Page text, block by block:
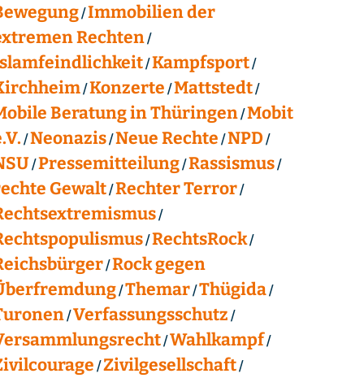
Immobilien der
Rechten
Kampfsport
Konzerte Mattstedt
Beratung in Thüringen Mobit
Neonazis Neue Rechte NPD
Pressemitteilung Rassismus
Gewalt Rechter Terror
RechtsRock
Rock gegen
Themar Thügida
Verfassungsschutz
Wahlkampf
Zivilgesellschaft